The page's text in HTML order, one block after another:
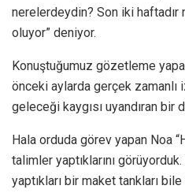
nerelerdeydin? Son iki
oluyor” deniyor.
Konuştuğumuz gözetleme
önceki aylarda gerçek zamanlı
geleceği kaygısı uyandıran bir
Hala orduda görev yapan Noa
talimler yaptıklarını
yaptıkları bir maket tankları bile